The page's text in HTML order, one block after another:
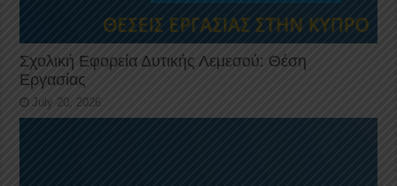
Σχολική Εφορεία Δυτικής Λεμεσού: Θέση
Εργασίας
July 20, 2026